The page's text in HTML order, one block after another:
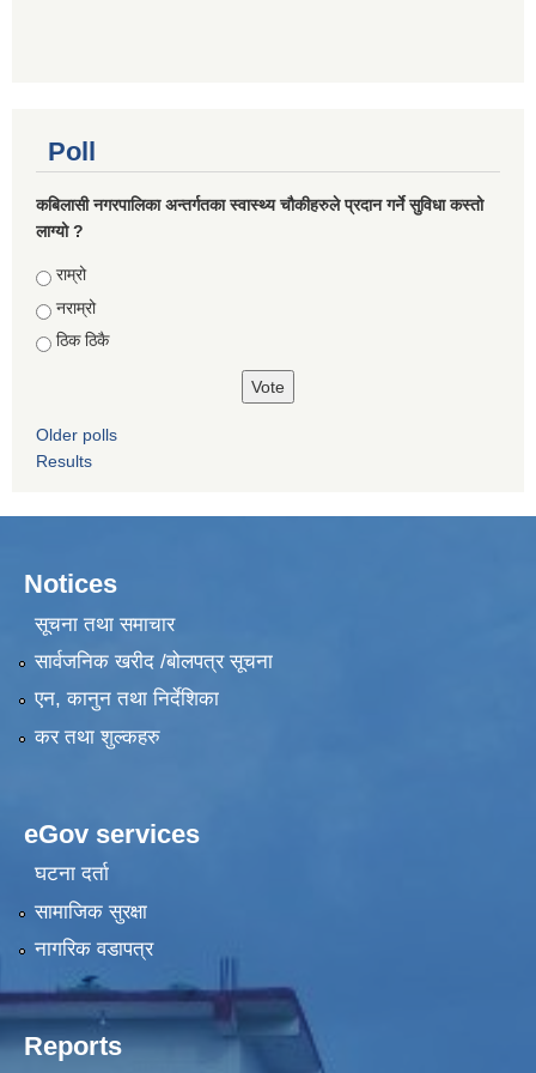
Poll
कबिलासी नगरपालिका अन्तर्गतका स्वास्थ्य चौकीहरुले प्रदान गर्ने सुविधा कस्तो
लाग्यो ?
Choices
राम्रो
नराम्रो
ठिक ठिकै
Older polls
Results
Notices
सूचना तथा समाचार
सार्वजनिक खरीद /बोलपत्र सूचना
एन, कानुन तथा निर्देशिका
कर तथा शुल्कहरु
eGov services
घटना दर्ता
सामाजिक सुरक्षा
नागरिक वडापत्र
Reports